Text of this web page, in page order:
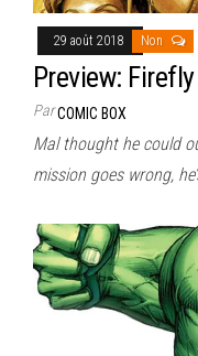
29 août 2018 Non
Preview:
ParCOMIC BOX
Mal thought he could
mission goes wrong,